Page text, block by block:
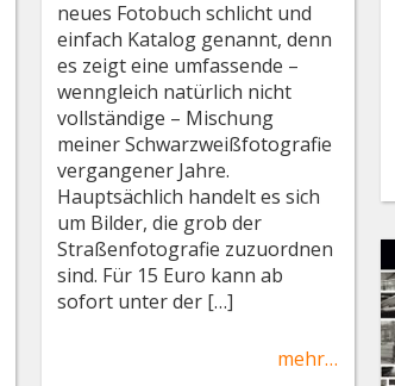
neues Fotobuch schlicht und
einfach Katalog genannt, denn
es zeigt eine umfassende –
wenngleich natürlich nicht
vollständige – Mischung
meiner Schwarzweißfotografie
vergangener Jahre.
Hauptsächlich handelt es sich
um Bilder, die grob der
Straßenfotografie zuzuordnen
sind. Für 15 Euro kann ab
sofort unter der […]
mehr…